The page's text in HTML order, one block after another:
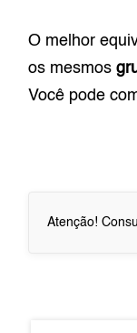
O melhor
os mesmos
Você pode
Atenção!